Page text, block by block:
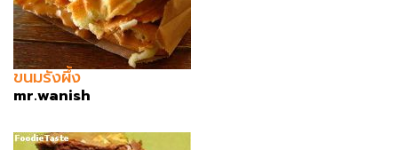
ขนมรังผึ้ง
mr.wanish